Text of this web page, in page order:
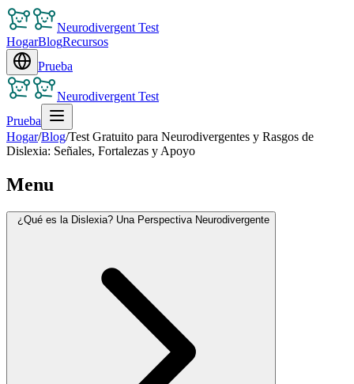
Neurodivergent Test
HogarBlogRecursos
Prueba
Neurodivergent Test
Prueba
Hogar/Blog/Test Gratuito para Neurodivergentes y Rasgos de
Dislexia: Señales, Fortalezas y Apoyo
Menu
¿Qué es la Dislexia? Una Perspectiva Neurodivergente